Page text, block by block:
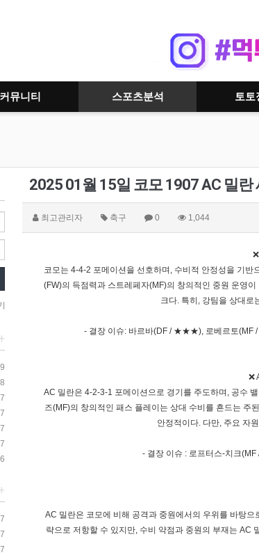
커뮤니티 스포츠분석 토토
2025 01월 15일 코모 1907 AC 밀란
최고관리자 축구 0 1,044
코모는 4-4-2 포메이션을 선호하며, 수비적 안정성을 기
(FW)의 득점력과 스트레페자(MF)의 창의적인 중원 운영
크다. 특히, 강팀을 상대로
- 결장 이슈: 바르바(DF / ★★★), 로베르토
❌
AC 밀란은 4-2-3-1 포메이션으로 경기를 주도하며, 공수
즈(MF)의 창의적인 패스 플레이는 상대 수비를 흔드는 주
안정적이다. 다만, 주요 자
- 결장 이슈 : 로프터스-치크
AC 밀란은 코모에 비해 공격과 중원에서의 우위를 바탕
략으로 저항할 수 있지만, 수비 약점과 중원의 부재는 AC
+
+